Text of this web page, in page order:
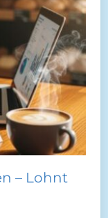
– Lohnt